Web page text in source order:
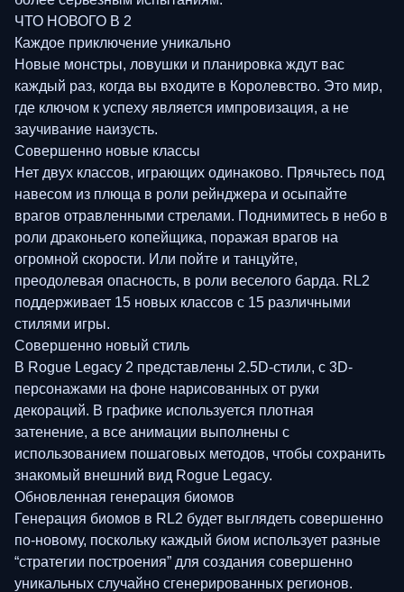
ЧТО НОВОГО В 2
Каждое приключение уникально
Новые монстры, ловушки и планировка ждут вас
каждый раз, когда вы входите в Королевство. Это мир,
где ключом к успеху является импровизация, а не
заучивание наизусть.
Совершенно новые классы
Нет двух классов, играющих одинаково. Прячьтесь под
навесом из плюща в роли рейнджера и осыпайте
врагов отравленными стрелами. Поднимитесь в небо в
роли драконьего копейщика, поражая врагов на
огромной скорости. Или пойте и танцуйте,
преодолевая опасность, в роли веселого барда. RL2
поддерживает 15 новых классов с 15 различными
стилями игры.
Совершенно новый стиль
В Rogue Legacy 2 представлены 2.5D-стили, с 3D-
персонажами на фоне нарисованных от руки
декораций. В графике используется плотная
затенение, а все анимации выполнены с
использованием пошаговых методов, чтобы сохранить
знакомый внешний вид Rogue Legacy.
Обновленная генерация биомов
Генерация биомов в RL2 будет выглядеть совершенно
по-новому, поскольку каждый биом использует разные
“стратегии построения” для создания совершенно
уникальных случайно сгенерированных регионов.